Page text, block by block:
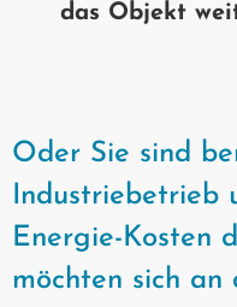
das Objekt
Oder Sie sind
Industriebetrieb
Energie-Kosten
möchten sich an